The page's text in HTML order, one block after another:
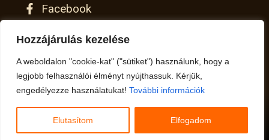
Hozzájárulás kezelése
A weboldalon "cookie-kat" ("sütiket") használunk, hogy a
legjobb felhasználói élményt nyújthassuk. Kérjük,
engedélyezze használatukat! További információk
Elutasítom Elfogadom
Facebook
Instagram